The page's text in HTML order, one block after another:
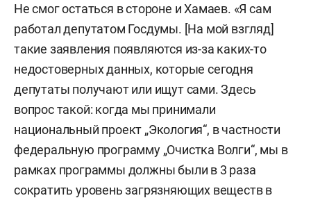
Не смог остаться в стороне и Хамаев. «Я сам
работал депутатом Госдумы. [На мой взгляд]
такие заявления появляются из-за каких-то
недостоверных данных, которые сегодня
депутаты получают или ищут сами. Здесь
вопрос такой: когда мы принимали
национальный проект „Экология“, в частности
федеральную программу „Очистка Волги“, мы в
рамках программы должны были в 3 раза
сократить уровень загрязняющих веществ в